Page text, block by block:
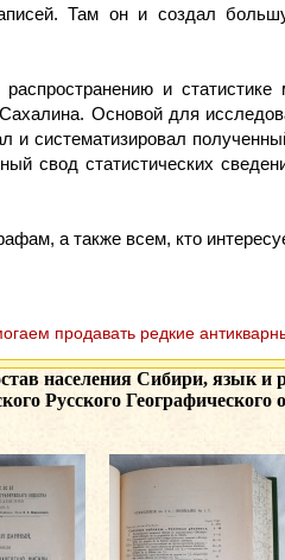
Там он и создал
и статистике
Основой для
и систематизировал
свод статистических
а также всем, кто
продавать редкие
населения Сибири, язык
Русского Географического